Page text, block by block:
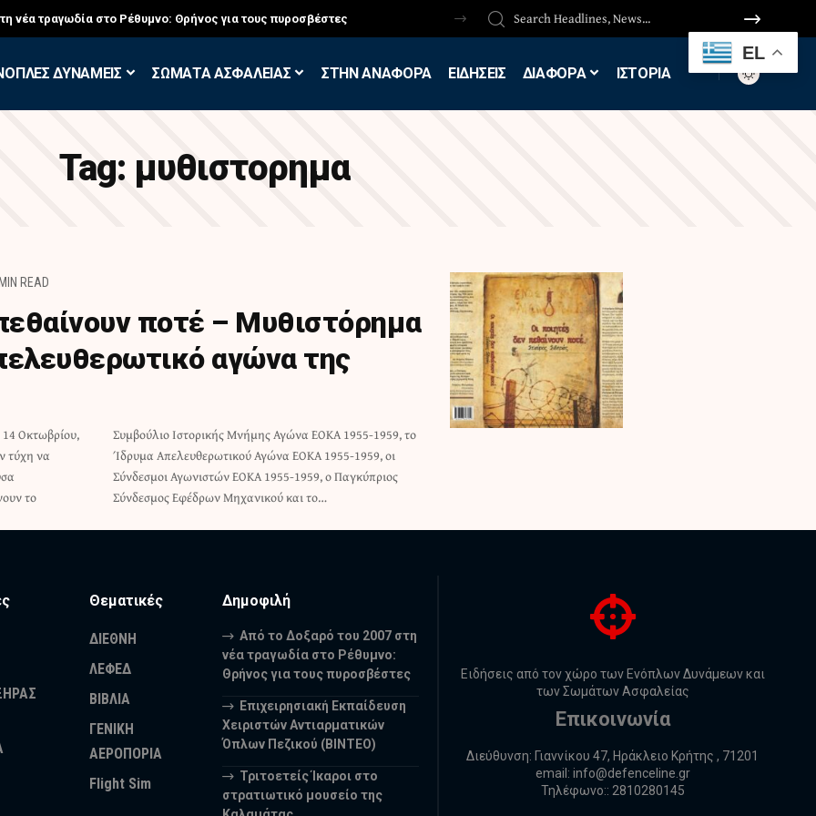
νέα τραγωδία στο Ρέθυμνο: Θρήνος για τους πυροσβέστες
ΔΥΝΑΜΕΙΣ ΣΩΜΑΤΑ ΑΣΦΑΛΕΙΑΣ ΣΤΗΝ ΑΝΑΦΟΡΑ ΕΙΔΗΣΕΙΣ ΔΙΑΦΟΡΑ ΙΣΤΟΡΙΑ
Tag: μυθιστορημα
READ
ποτέ – Μυθιστόρημα
αγώνα της
Οκτωβρίου,
τύχη να
το
1955-1959, το
1959, οι
Σύνδεσμος Εφέδρων Μηχανικού και το…
Θεματικές
ΔΙΕΘΝΗ
ΛΕΦΕΔ
ΒΙΒΛΙΑ
ΓΕΝΙΚΗ
ΑΕΡΟΠΟΡΙΑ
Flight Sim
Δημοφιλή
Από το Δοξαρό του 2007 στη
νέα τραγωδία στο Ρέθυμνο:
Θρήνος για τους πυροσβέστες
Επιχειρησιακή Εκπαίδευση
Χειριστών Αντιαρματικών
Όπλων Πεζικού (ΒΙΝΤΕΟ)
Τριτοετείς Ίκαροι στο
στρατιωτικό μουσείο της
Ειδήσεις από τον χώρο των Ενόπλων Δυνάμεων και
των Σωμάτων Ασφαλείας
Επικοινωνία
Διεύθυνση: Γιαννίκου 47, Ηράκλειο Κρήτης , 71201
email: info@defenceline.gr
Τηλέφωνο:: 2810280145
EL